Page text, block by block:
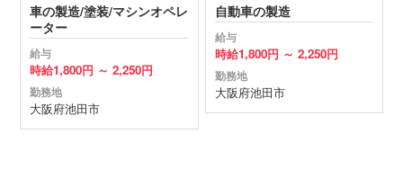
車の製造/塗装/マシンオペレ
ーター
給与
時給1,800円 ～ 2,250円
勤務地
大阪府池田市
自動車の製造
給与
時給1,800円 ～ 2,250円
勤務地
大阪府池田市